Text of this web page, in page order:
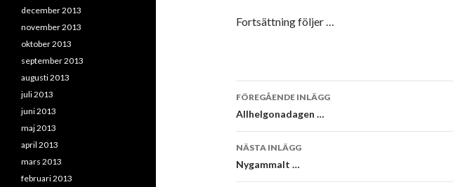
Fortsättning följer …
Inläggsnavigering
FÖREGÅENDE INLÄGG
Allhelgonadagen …
NÄSTA INLÄGG
Nygammalt …
december 2013
november 2013
oktober 2013
september 2013
augusti 2013
juli 2013
juni 2013
maj 2013
april 2013
mars 2013
februari 2013